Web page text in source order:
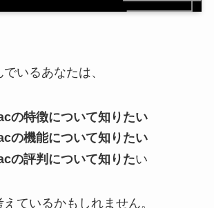
いるあなたは、
の特徴について知りたい
の機能について知りたい
の評判について知りたい
ているかもしれません。